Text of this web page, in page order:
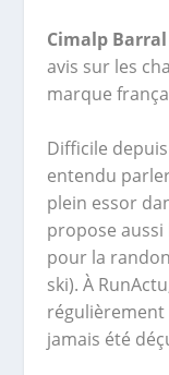
Cimalp Barral
avis sur les
marque
Difficile
entendu
plein essor
propose
pour la
ski). À
régulièrement
jamais été